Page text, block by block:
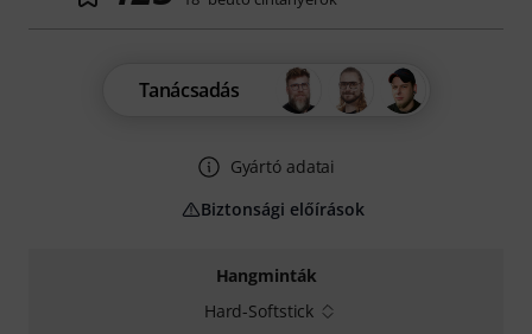
Hangminták
Hard-Softstick
Tanácsadás
Gyártó adatai
Biztonsági előírások